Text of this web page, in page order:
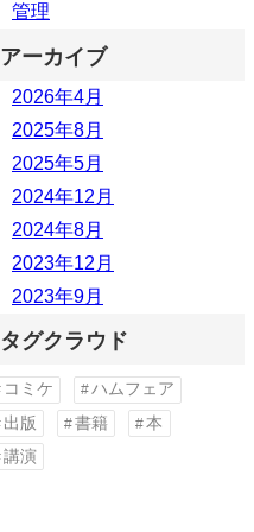
管理
アーカイブ
2026年4月
2025年8月
2025年5月
2024年12月
2024年8月
2023年12月
2023年9月
タグクラウド
コミケ
ハムフェア
出版
書籍
本
講演